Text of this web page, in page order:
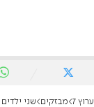
ערוץ 7 מבזקים שני ילדים